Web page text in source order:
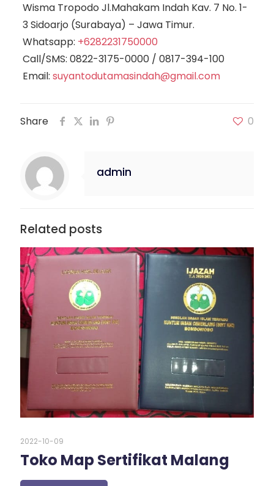
Wisma Tropodo Jl.Mahakam Indah Kav. 7 No. 1-
3 Sidoarjo (Surabaya) – Jawa Timur.
Whatsapp: +6282231750000
Call/SMS: 0822-3175-0000/ 0817-394-100
Email: suyantodutamasindah@gmail.com
Share 0
admin
Related posts
2022-10-09
Toko Map Sertifikat Malang